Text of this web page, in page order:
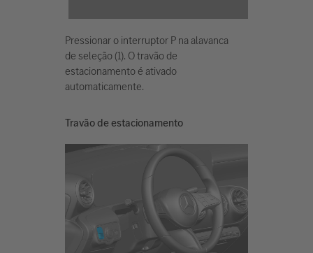
Pressionar o interruptor P na alavanca
de seleção (1). O travão de
estacionamento é ativado
automaticamente.
Travão de estacionamento